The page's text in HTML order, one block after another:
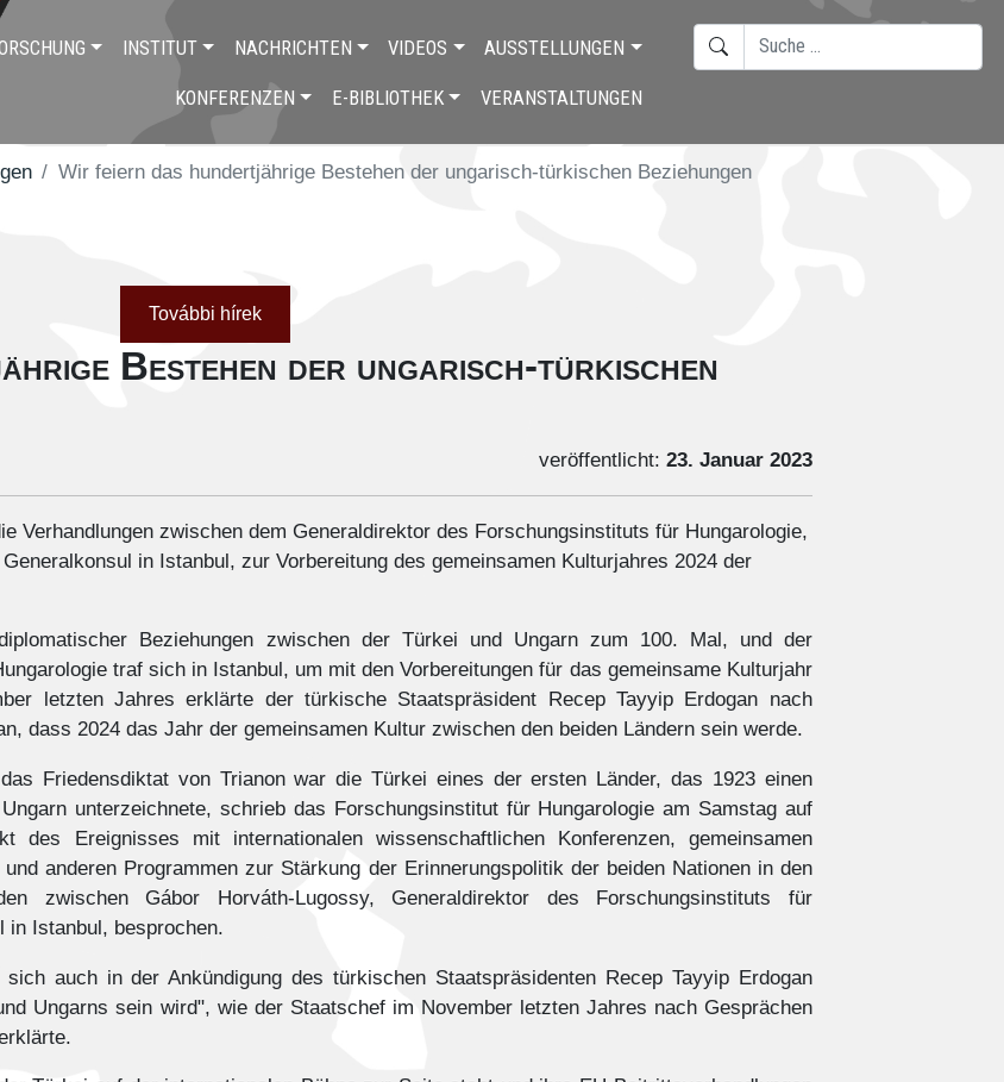
INSTITUT NACHRICHTEN VIDEOS AUSSTELLUNGEN
KONFERENZEN E-BIBLIOTHEK VERANSTALTUNGEN
SUCHEN
Wir feiern das hundertjährige Bestehen der ungarisch-türkischen Beziehungen
További hírek
Bestehen der ungarisch-türkischen
veröffentlicht: 23. Januar 2023
Verhandlungen zwischen dem Generaldirektor des Forschungsinstituts für Hungarologie,
in Istanbul, zur Vorbereitung des gemeinsamen Kulturjahres 2024 der
Beziehungen zwischen der Türkei und Ungarn zum 100. Mal, und der
traf sich in Istanbul, um mit den Vorbereitungen für das gemeinsame Kulturjahr
letzten Jahres erklärte der türkische Staatspräsident Recep Tayyip Erdogan nach
dass 2024 das Jahr der gemeinsamen Kultur zwischen den beiden Ländern sein werde.
Friedensdiktat von Trianon war die Türkei eines der ersten Länder, das 1923 einen
unterzeichnete, schrieb das Forschungsinstitut für Hungarologie am Samstag auf
des Ereignisses mit internationalen wissenschaftlichen Konferenzen, gemeinsamen
anderen Programmen zur Stärkung der Erinnerungspolitik der beiden Nationen in den
zwischen Gábor Horváth-Lugossy, Generaldirektor des Forschungsinstituts für
in Istanbul, besprochen.
auch in der Ankündigung des türkischen Staatspräsidenten Recep Tayyip Erdogan
Ungarns sein wird", wie der Staatschef im November letzten Jahres nach Gesprächen